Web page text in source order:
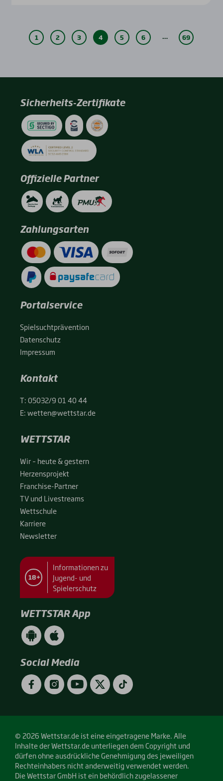
1 2 3 4 5 6 … 69
Sicherheits-Zertifikate
Offizielle Partner
Zahlungsarten
Portalservice
Spiel­sucht­prä­ven­ti­on
Daten­schutz
Impres­sum
Kontakt
T:05032/9 01 40 44
E:wetten@wettstar.de
WETTSTAR
Wir – heu­te & ges­tern
Her­zens­pro­jekt
Fran­chise-Par­t­­ner
TV und Live­streams
Wett­schu­le
Kar­rie­re
News­let­ter
18+
Informationen zu
Jugend- und
Spielerschutz
WETTSTAR App
WETTSTAR
App
(Android
/
Google
Play)
WETTSTAR
App
(Apple
/
App
Store)
Social Media
FacebookInstagramYouTubeTwitterTikTok
© 2026 Wettstar.de ist eine eingetragene Marke. Alle
Inhalte der Wettstar.de unterliegen dem Copyright und
dürfen ohne ausdrückliche Genehmigung des jeweiligen
Rechteinhabers nicht anderweitig verwendet werden.
Die Wettstar GmbH ist ein behördlich zugelassener